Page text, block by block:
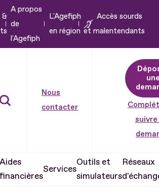
&
A propos
de
l'Agefiph
L'Agefiph
en région
Accès sourds
et malentendants
Nous
contacter
suivre
Aides
financières
Services
Outils et
simulateurs
Réseaux